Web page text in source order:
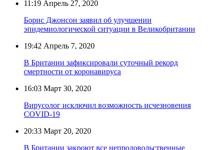
11:19 Апрель 27, 2020
Борис Джонсон заявил об улучшении
эпидемиологической ситуации в Великобритании
19:42 Апрель 7, 2020
В Британии зафиксировали суточный рекорд
смертности от коронавируса
16:03 Март 30, 2020
Вирусолог исключил возможность исчезновения
COVID-19
20:33 Март 20, 2020
В Британии закроют все непродовольственные